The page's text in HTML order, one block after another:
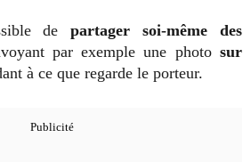
departager soi-même des
par exemple une photo sur
à ce que regarde le porteur.